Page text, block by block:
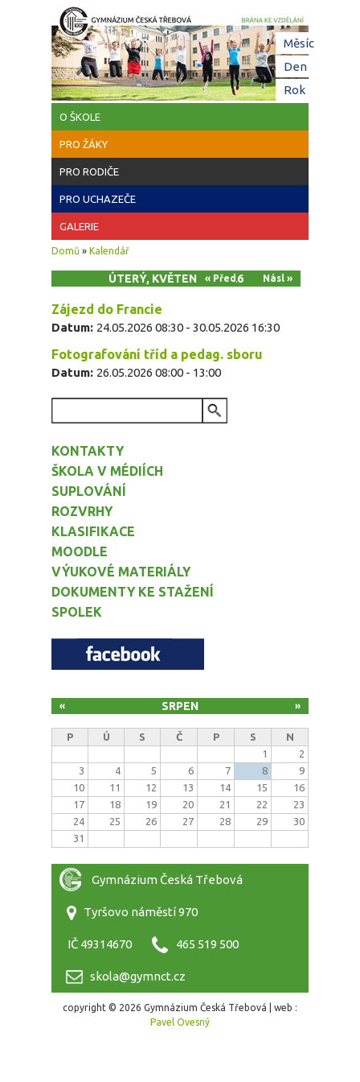
Přejít k hlavnímu obsahu
O ŠKOLE
PRO ŽÁKY
PRO RODIČE
PRO UCHAZEČE
GALERIE
Jste zde
Domů » Kalendář
ÚTERÝ, KVĚTEN 26, 2026
« Před Násl »
Zájezd do Francie
Datum: 24.05.2026 08:30 - 30.05.2026 16:30
Fotografování tříd a pedag. sboru
Datum: 26.05.2026 08:00 - 13:00
KONTAKTY
ŠKOLA V MÉDIÍCH
SUPLOVÁNÍ
ROZVRHY
KLASIFIKACE
MOODLE
VÝUKOVÉ MATERIÁLY
DOKUMENTY KE STAŽENÍ
SPOLEK
SRPEN
« »
P Ú S Č P S
N
1
2
3
4 5 6 7 8
9
10
11 12 13 14 15
16
17
18 19 20 21 22
23
24
25 26 27 28 29
30
31
Gymnázium Česká Třebová
Tyršovo náměstí 970
IČ 49314670 465 519 500
skola@gymnct.cz
copyright © 2026 Gymnázium Česká Třebová | web :
Pavel Ovesný
Měsíc
Den(aktivní
Rok